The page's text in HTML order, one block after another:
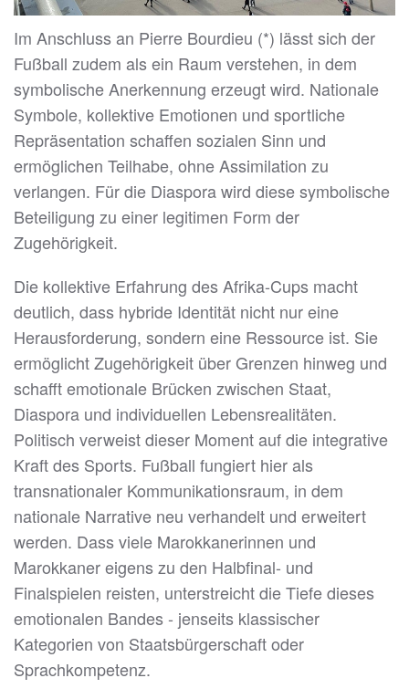
Im Anschluss an Pierre Bourdieu (*) lässt sich der
Fußball zudem als ein Raum verstehen, in dem
symbolische Anerkennung erzeugt wird. Nationale
Symbole, kollektive Emotionen und sportliche
Repräsentation schaffen sozialen Sinn und
ermöglichen Teilhabe, ohne Assimilation zu
verlangen. Für die Diaspora wird diese symbolische
Beteiligung zu einer legitimen Form der
Zugehörigkeit.
Die kollektive Erfahrung des Afrika-Cups macht
deutlich, dass hybride Identität nicht nur eine
Herausforderung, sondern eine Ressource ist. Sie
ermöglicht Zugehörigkeit über Grenzen hinweg und
schafft emotionale Brücken zwischen Staat,
Diaspora und individuellen Lebensrealitäten.
Politisch verweist dieser Moment auf die integrative
Kraft des Sports. Fußball fungiert hier als
transnationaler Kommunikationsraum, in dem
nationale Narrative neu verhandelt und erweitert
werden. Dass viele Marokkanerinnen und
Marokkaner eigens zu den Halbfinal- und
Finalspielen reisten, unterstreicht die Tiefe dieses
emotionalen Bandes - jenseits klassischer
Kategorien von Staatsbürgerschaft oder
Sprachkompetenz.